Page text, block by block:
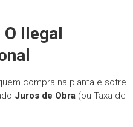
Ilegal
compra na planta e sofre
Juros de Obra(ou Taxa de